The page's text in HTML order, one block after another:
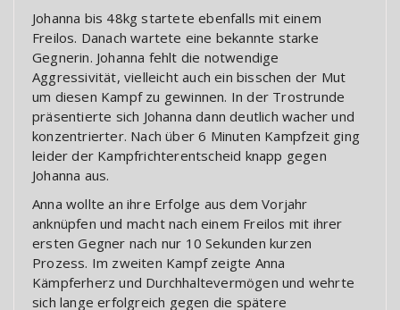
Johanna bis 48kg startete ebenfalls mit einem
Freilos. Danach wartete eine bekannte starke
Gegnerin. Johanna fehlt die notwendige
Aggressivität, vielleicht auch ein bisschen der Mut
um diesen Kampf zu gewinnen. In der Trostrunde
präsentierte sich Johanna dann deutlich wacher und
konzentrierter. Nach über 6 Minuten Kampfzeit ging
leider der Kampfrichterentscheid knapp gegen
Johanna aus.
Anna wollte an ihre Erfolge aus dem Vorjahr
anknüpfen und macht nach einem Freilos mit ihrer
ersten Gegner nach nur 10 Sekunden kurzen
Prozess. Im zweiten Kampf zeigte Anna
Kämpferherz und Durchhaltevermögen und wehrte
sich lange erfolgreich gegen die spätere